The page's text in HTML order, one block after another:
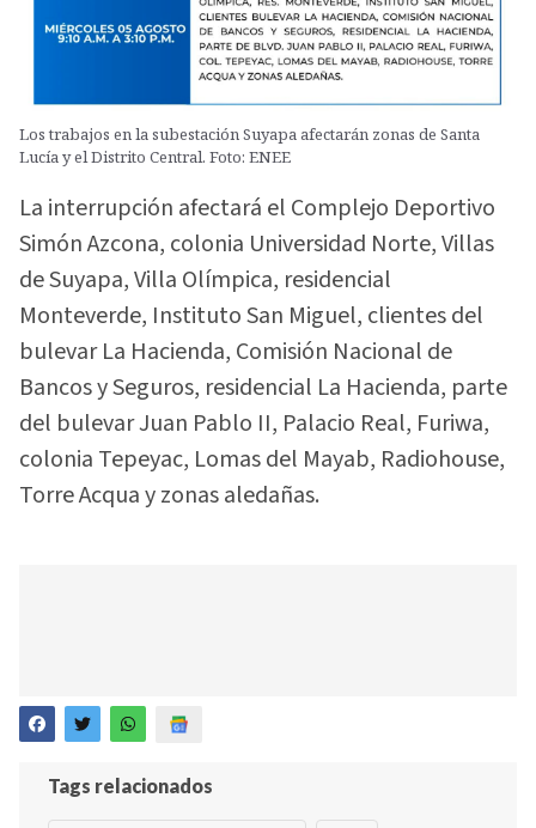
Los trabajos en la subestación Suyapa afectarán zonas de Santa
Lucía y el Distrito Central. Foto: ENEE
La interrupción afectará el Complejo Deportivo
Simón Azcona, colonia Universidad Norte, Villas
de Suyapa, Villa Olímpica, residencial
Monteverde, Instituto San Miguel, clientes del
bulevar La Hacienda, Comisión Nacional de
Bancos y Seguros, residencial La Hacienda, parte
del bulevar Juan Pablo II, Palacio Real, Furiwa,
colonia Tepeyac, Lomas del Mayab, Radiohouse,
Torre Acqua y zonas aledañas.
Tags relacionados